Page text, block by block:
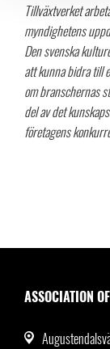
Tillväxtverket
myndighetens
Den svenska
att kunna bidra till
om branschernas
del av det
företagens
ASSOCIATION